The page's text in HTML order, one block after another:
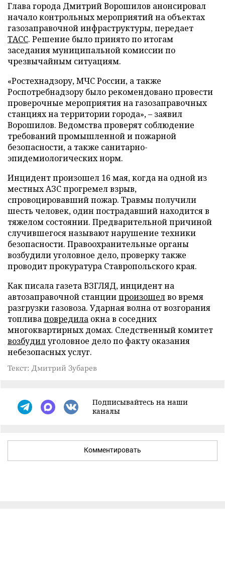
Глава города Дмитрий Ворошилов анонсировал
начало контрольных мероприятий на объектах
газозаправочной инфраструктуры, передает
ТАСС. Решение было принято по итогам
заседания муниципальной комиссии по
чрезвычайным ситуациям.
«Ростехнадзору, МЧС России, а также
Роспотребнадзору было рекомендовано провести
проверочные мероприятия на газозаправочных
станциях на территории города», – заявил
Ворошилов. Ведомства проверят соблюдение
требований промышленной и пожарной
безопасности, а также санитарно-
эпидемиологических норм.
Инцидент произошел 16 мая, когда на одной из
местных АЗС прогремел взрыв,
спровоцировавший пожар. Травмы получили
шесть человек, один пострадавший находится в
тяжелом состоянии. Предварительной причиной
случившегося называют нарушение техники
безопасности. Правоохранительные органы
возбудили уголовное дело, проверку также
проводит прокуратура Ставропольского края.
Как писала газета ВЗГЛЯД, инцидент на
автозаправочной станциипроизошелво время
разгрузки газовоза. Ударная волна от возгорания
топливаповредила окна в соседних
многоквартирных домах. Следственный комитет
возбудилуголовное дело по факту оказания
небезопасных услуг.
Текст: Дмитрий Зубарев
Подписывайтесь на наши
каналы
Комментировать